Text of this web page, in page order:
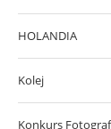
HOLANDIA
Kolej
Konkurs